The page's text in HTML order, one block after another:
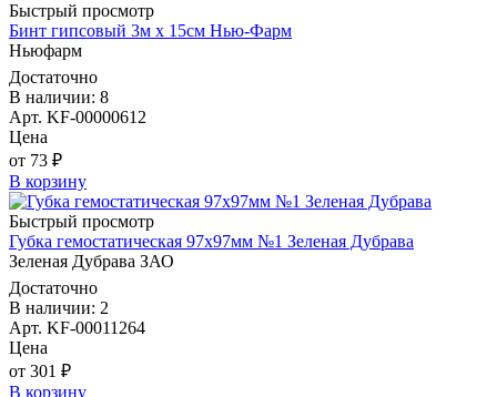
Быстрый просмотр
Бинт гипсовый 3м х 15см Нью-Фарм
Ньюфарм
Достаточно
В наличии: 8
Арт. KF-00000612
Цена
от 73 ₽
В корзину
Быстрый просмотр
Губка гемостатическая 97х97мм №1 Зеленая Дубрава
Зеленая Дубрава ЗАО
Достаточно
В наличии: 2
Арт. KF-00011264
Цена
от 301 ₽
В корзину